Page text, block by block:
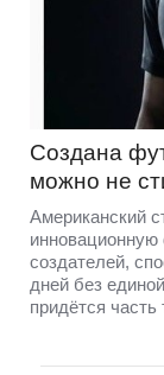
Создана
можно не
Американский
инновационную
создателей,
дней без
придётся